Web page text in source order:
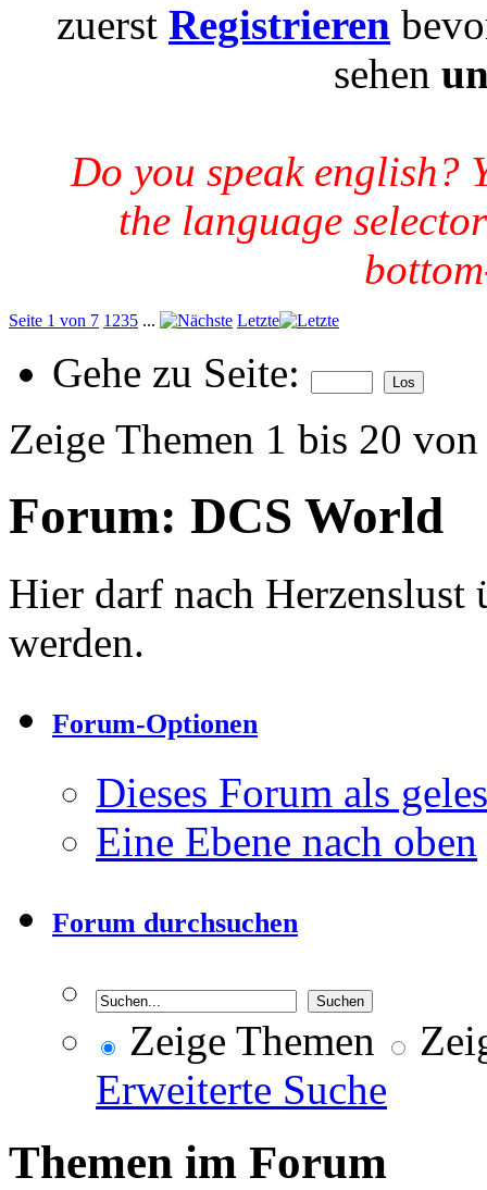
zuerst Registrieren
sehen
Do you speak english?
the language
Seite 1 von 7 1 235 ... Letzte
Gehe zu Seite:
Zeige Themen 1 bis 20
Forum: DCS World
Hier darf nach
werden.
Forum-Optionen
Dieses Forum als
Eine Ebene nach oben
Forum durchsuchen
Zeige Themen
Erweiterte Suche
Themen im Forum